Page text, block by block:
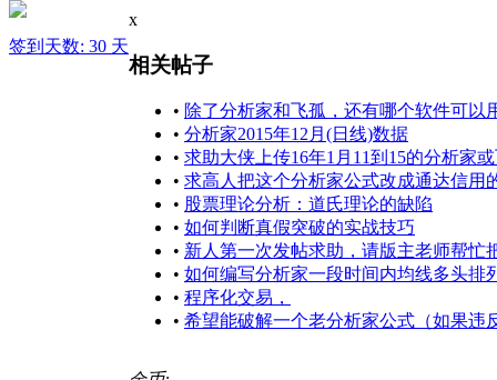
签到天数: 30 天
x
相关帖子
• 除了分析家和飞孤，还有哪个软件可以
• 分析家2015年12月(日线)数据
• 求助大侠上传16年1月11到15的分析家
• 求高人把这个分析家公式改成通达信用
• 股票理论分析：道氏理论的缺陷
• 如何判断真假突破的实战技巧
• 新人第一次发帖求助，请版主老师帮忙
• 如何编写分析家一段时间内均线多头排
• 程序化交易，
• 希望能破解一个老分析家公式（如果违